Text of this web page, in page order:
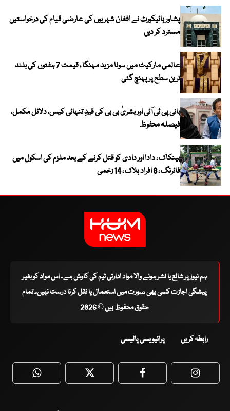
پشاور ہائیکورٹ نے افغان شہریوں کی عارضی قیام کی درخواستیں
مسترد کر دیں
عالمی مارکیٹ میں سونا مزید مہنگا ، قیمت 7 ہفتوں کی بلند
ترین سطح پر پہنچ گئی
بانی پی ٹی آئی اور بشریٰ بی بی کی قیدِ تنہائی کیس، دلائل مکمل،
فیصلہ محفوظ
بینکاک ، دادا اور دادی کو قتل کرنے کے بعد ملزم کی اسکول میں
فائرنگ ، 8 افراد ہلاک ، 14 زخمی
ہم نیوز پر شائع یا نشر ہونے والا مواد ادارتی ٹیم کی کاوش ہے۔ اس مواد کو بغیر
پیشگی اجازت کسی بھی صورت میں استعمال یا نقل کرنا درست نہیں۔ تمام
حقوق محفوظ ہیں © 2026
رابطہ کریں پرائیویسی پالیسی
WhatsApp Twitter Facebook